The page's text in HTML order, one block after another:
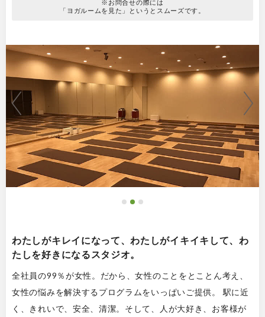
※お問合せの際には
「ヨガルームを見た」というとスムーズです。
わたしがキレイになって、わたしがイキイキして、わ
たしを好きになるスタジオ。
全社員の99％が女性。だから、女性のことをとことん考え、
女性の悩みを解決するプログラムをいっぱいご提供。 駅に近
く、きれいで、安全、清潔。そして、人が大好き、お客様が